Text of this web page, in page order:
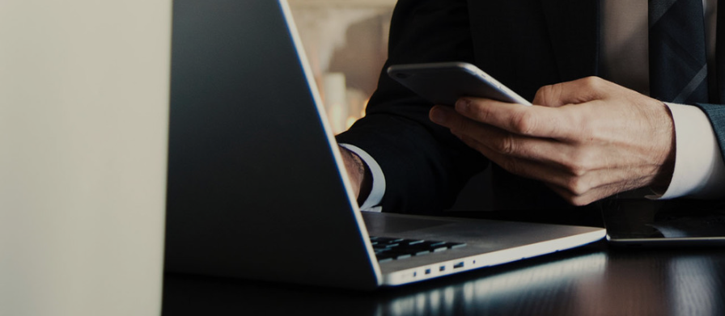
DE 0 À 15 000 € PAR MOIS À